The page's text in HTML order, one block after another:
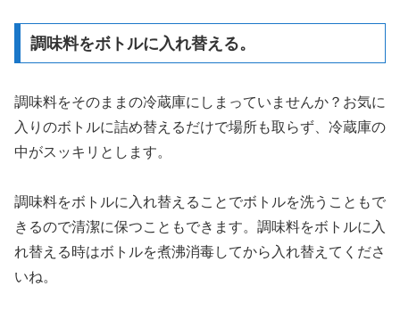
調味料をボトルに入れ替える。
調味料をそのままの冷蔵庫にしまっていませんか？お気に
入りのボトルに詰め替えるだけで場所も取らず、冷蔵庫の
中がスッキリとします。
調味料をボトルに入れ替えることでボトルを洗うこともで
きるので清潔に保つこともできます。調味料をボトルに入
れ替える時はボトルを煮沸消毒してから入れ替えてくださ
いね。